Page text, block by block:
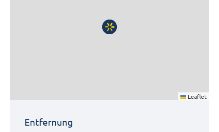
Leaflet
Entfernung